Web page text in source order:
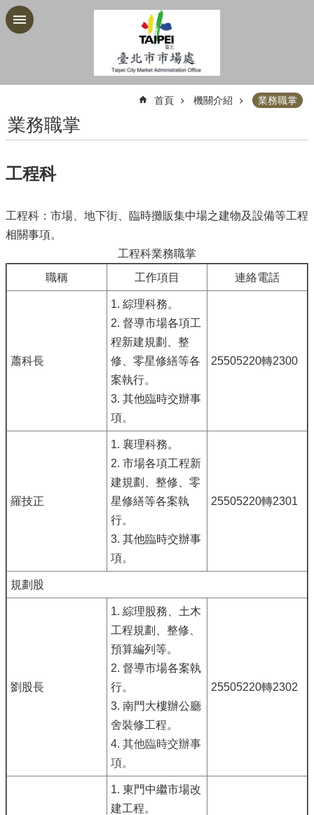
跳到主要內容區塊
首頁 機關介紹 業務職掌
業務職掌
工程科
工程科：市場、地下街、臨時攤販集中場之建物及設備等工程
相關事項。
工程科業務職掌
職稱
工作項目 連絡電話
蕭科長
1. 綜理科務。
2. 督導市場各項工
程新建規劃、整
修、零星修繕等各
案執行。
3. 其他臨時交辦事
項。
25505220轉2300
羅技正
1. 襄理科務。
2. 市場各項工程新
建規劃、整修、零
星修繕等各案執
行。
3. 其他臨時交辦事
項。
25505220轉2301
規劃股
劉股長
1. 綜理股務、土木
工程規劃、整修、
預算編列等。
2. 督導市場各案執
行。
3. 南門大樓辦公廳
舍裝修工程。
4. 其他臨時交辦事
項。
25505220轉2302
1. 東門中繼市場改
建工程。